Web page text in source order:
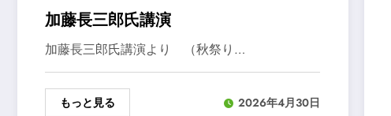
加藤長三郎氏講演
加藤長三郎氏講演より （秋祭り…
もっと見る 2026年4月30日